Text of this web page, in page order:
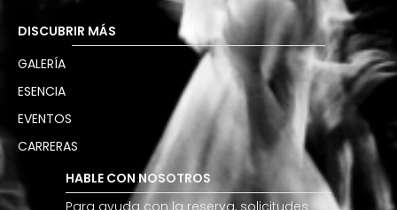
DISCUBRIR MÁS
GALERÍA
ESENCIA
EVENTOS
CARRERAS
HABLE CON NOSOTROS
Para ayuda con la reserva, solicitudes